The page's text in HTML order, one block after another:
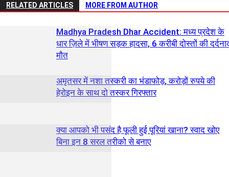
RELATED ARTICLES MORE FROM AUTHOR
Madhya Pradesh Dhar Accident: मध्य प्रदेश के
धार ज़िले में भीषण सड़क हादसा, 6 करीबी दोस्तों की
मौत
अमृतसर में नशा तस्करी का भंडाफोड़, करोड़ों रुपये की
हेरोइन के साथ दो तस्कर गिरफ्तार
क्या आपको भी पसंद है फूली हुई पूरियां खाना? स्वाद खोए
बिना इन 8 सरल तरीको से बनाए